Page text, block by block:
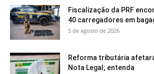
Fiscalização da PRF
40 carregadores em
5 de agosto de 2026
Reforma tributária
Nota Legal; entenda